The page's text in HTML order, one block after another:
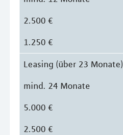
2.500 €
1.250 €
Leasing (über 23 Monate)
mind. 24 Monate
5.000 €
2.500 €